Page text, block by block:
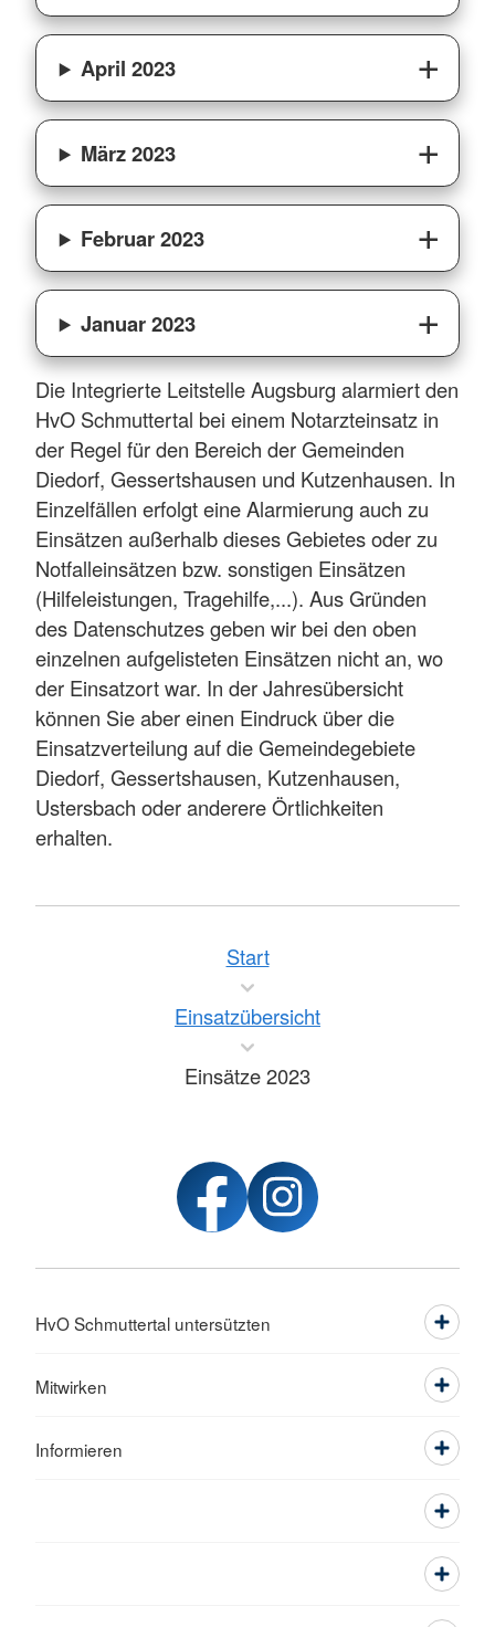
April 2023
März 2023
Februar 2023
Januar 2023
Die Integrierte Leitstelle Augsburg alarmiert den
HvO Schmuttertal bei einem Notarzteinsatz in
der Regel für den Bereich der Gemeinden
Diedorf, Gessertshausen und Kutzenhausen. In
Einzelfällen erfolgt eine Alarmierung auch zu
Einsätzen außerhalb dieses Gebietes oder zu
Notfalleinsätzen bzw. sonstigen Einsätzen
(Hilfeleistungen, Tragehilfe,...). Aus Gründen
des Datenschutzes geben wir bei den oben
einzelnen aufgelisteten Einsätzen nicht an, wo
der Einsatzort war. In der Jahresübersicht
können Sie aber einen Eindruck über die
Einsatzverteilung auf die Gemeindegebiete
Diedorf, Gessertshausen, Kutzenhausen,
Ustersbach oder anderere Örtlichkeiten
erhalten.
Start
Einsatzübersicht
Einsätze 2023
HvO Schmuttertal untersützten
Mitwirken
Informieren